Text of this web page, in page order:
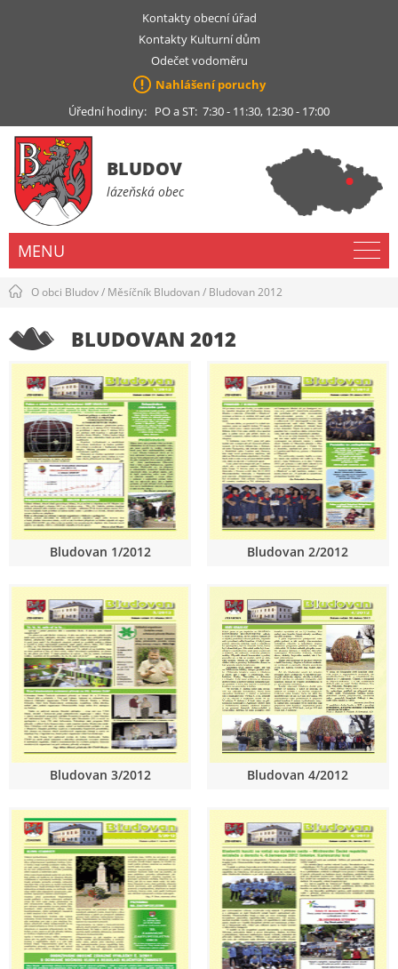
Kontakty obecní úřad
Kontakty Kulturní dům
Odečet vodoměru
Nahlášení poruchy
Úřední hodiny: PO a ST: 7:30 - 11:30, 12:30 - 17:00
BLUDOV
lázeňská obec
MENU
O obci Bludov/ Měsíčník Bludovan/ Bludovan 2012
BLUDOVAN 2012
Bludovan 1/2012 Bludovan 2/2012
Bludovan 3/2012 Bludovan 4/2012